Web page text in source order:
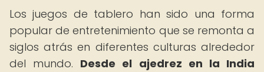
Los juegos de tablero han sido una forma
popular de entretenimiento que se remonta a
siglos atrás en diferentes culturas alrededor
del mundo. Desde el ajedrez en la India